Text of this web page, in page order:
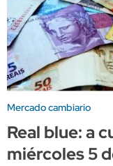
Mercado cambiario
Real blue: a
miércoles 5